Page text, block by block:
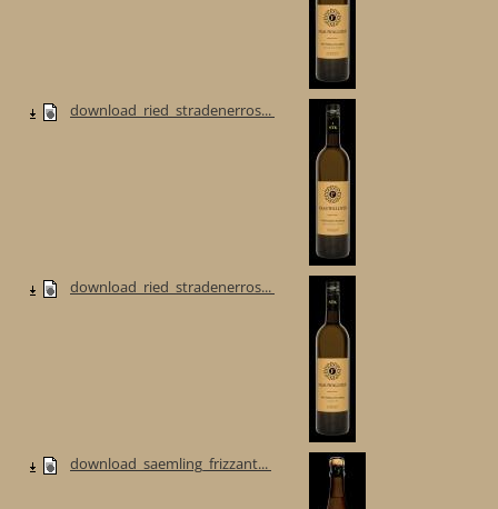
download_ried_stradenerros...
download_ried_stradenerros...
download_saemling_frizzant...